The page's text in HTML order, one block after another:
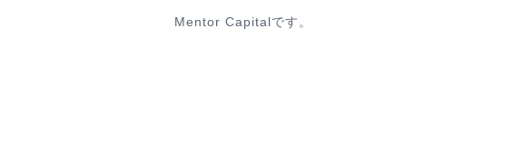
Mentor Capitalです。